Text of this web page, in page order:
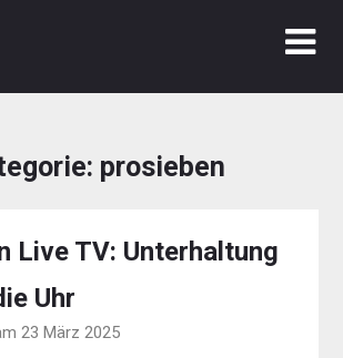
prosieben
Live TV: Unterhaltung
Uhr
23 März 2025